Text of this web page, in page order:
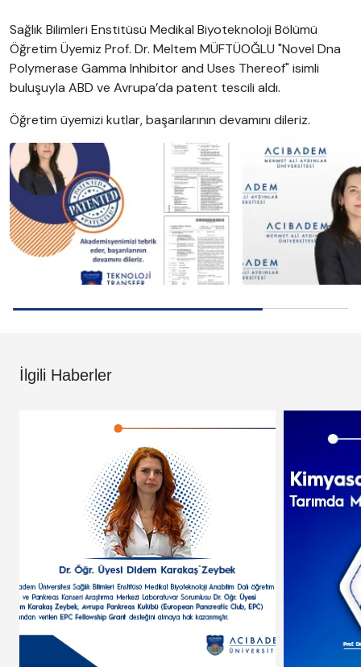
Sağlık Bilimleri Enstitüsü Medikal Biyoteknoloji Bölümü
Öğretim Üyemiz Prof. Dr. Meltem MÜFTÜOĞLU "Novel Dna
Polymerase Gamma Inhibitor and Uses Thereof" isimli
buluşuyla ABD ve Avrupa’da patent tescili aldı.
Öğretim üyemizi kutlar, başarılarının devamını dileriz.
İlgili Haberler